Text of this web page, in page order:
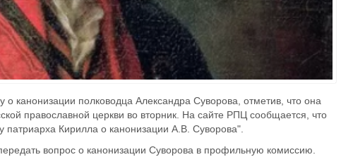
канонизации полководца Александра Суворова, отметив, что она
православной церкви во вторник. На сайте РПЦ сообщается, что
Кирилла о канонизации А.В. Суворова".
вопрос о канонизации Суворова в профильную комиссию.